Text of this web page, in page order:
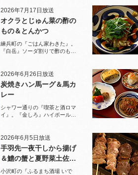
2026年7月17日放送
オクラとじゅん菜の酢の
もの＆とんかつ
練兵町の『ごはん家わきた』。
『白岳』ソーダ割りで酢のもの
2026年6月26日放送
炭焼きハン馬ーグ＆馬カ
レー
シャワー通りの『喫茶と酒ロマ
イ』。『金しろ』ハイボールで
2026年6月5日放送
手羽先一夜干しから揚げ
＆鱧の蟹と夏野菜土佐酢
ジュレがけ
小沢町の『ふるまち酒場 いで